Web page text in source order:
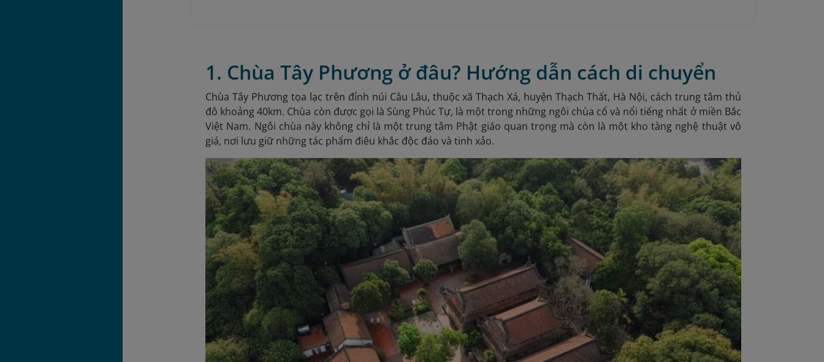
1. Chùa Tây Phương ở đâu? Hướng dẫn cách di chuyển
Chùa Tây Phương tọa lạc trên đỉnh núi Câu Lâu, thuộc xã Thạch Xá, huyện Thạch Thất, Hà Nội, cách trung tâm thủ
đô khoảng 40km. Chùa còn được gọi là Sùng Phúc Tự, là một trong những ngôi chùa cổ và nổi tiếng nhất ở miền Bắc
Việt Nam. Ngôi chùa này không chỉ là một trung tâm Phật giáo quan trọng mà còn là một kho tàng nghệ thuật vô
giá, nơi lưu giữ những tác phẩm điêu khắc độc đáo và tinh xảo.